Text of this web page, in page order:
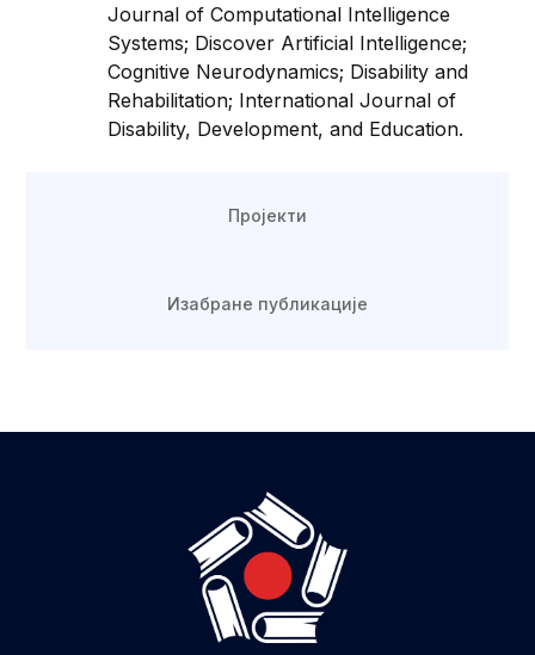
Пројекти
Изабране публикације
Journal of Computational Intelligence
Systems; Discover Artificial Intelligence;
Cognitive Neurodynamics; Disability and
Rehabilitation; International Journal of
Disability, Development, and Education.